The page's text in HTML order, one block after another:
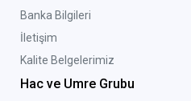
Banka Bilgileri
İletişim
Kalite Belgelerimiz
Hac ve Umre Grubu